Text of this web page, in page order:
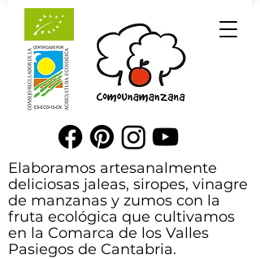
Elaboramos artesanalmente
deliciosas jaleas, siropes, vinagre
de manzanas y zumos con la
fruta ecológica que cultivamos
en la Comarca de los Valles
Pasiegos de Cantabria.